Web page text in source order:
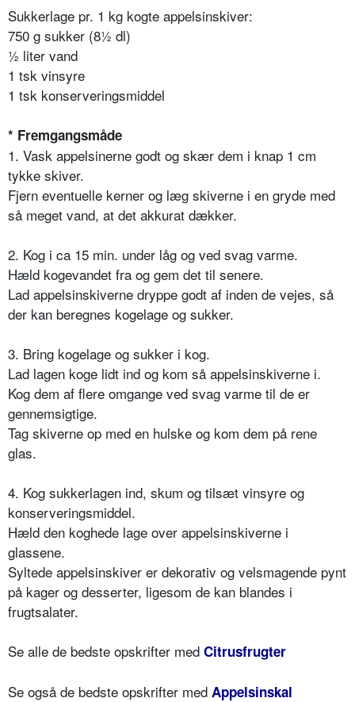
Sukkerlage pr. 1 kg kogte appelsinskiver:
750 g sukker (8½ dl)
½ liter vand
1 tsk vinsyre
1 tsk konserveringsmiddel
* Fremgangsmåde
1. Vask appelsinerne godt og skær dem i knap 1 cm
tykke skiver.
Fjern eventuelle kerner og læg skiverne i en gryde med
så meget vand, at det akkurat dækker.
2. Kog i ca 15 min. under låg og ved svag varme.
Hæld kogevandet fra og gem det til senere.
Lad appelsinskiverne dryppe godt af inden de vejes, så
der kan beregnes kogelage og sukker.
3. Bring kogelage og sukker i kog.
Lad lagen koge lidt ind og kom så appelsinskiverne i.
Kog dem af flere omgange ved svag varme til de er
gennemsigtige.
Tag skiverne op med en hulske og kom dem på rene
glas.
4. Kog sukkerlagen ind, skum og tilsæt vinsyre og
konserveringsmiddel.
Hæld den koghede lage over appelsinskiverne i
glassene.
Syltede appelsinskiver er dekorativ og velsmagende pynt
på kager og desserter, ligesom de kan blandes i
frugtsalater.
Se alle de bedste opskrifter med Citrusfrugter
Se også de bedste opskrifter med Appelsinskal